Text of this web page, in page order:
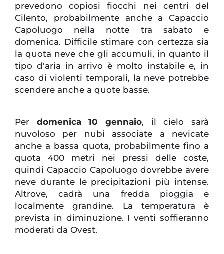
prevedono copiosi fiocchi nei centri del
Cilento, probabilmente anche a Capaccio
Capoluogo nella notte tra sabato e
domenica. Difficile stimare con certezza sia
la quota neve che gli accumuli, in quanto il
tipo d'aria in arrivo è molto instabile e, in
caso di violenti temporali, la neve potrebbe
scendere anche a quote basse.
Per domenica 10 gennaio, il cielo sarà
nuvoloso per nubi associate a nevicate
anche a bassa quota, probabilmente fino a
quota 400 metri nei pressi delle coste,
quindi Capaccio Capoluogo dovrebbe avere
neve durante le precipitazioni più intense.
Altrove, cadrà una fredda pioggia e
localmente grandine. La temperatura è
prevista in diminuzione. I venti soffieranno
moderati da Ovest.